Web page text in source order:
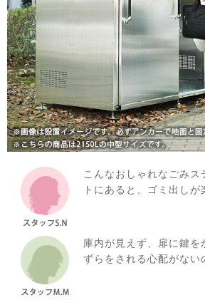
こんなおしゃれなごみス
トにあると、ゴミ出しが
庫内が見えず、扉に鍵を
ずらをされる心配がない